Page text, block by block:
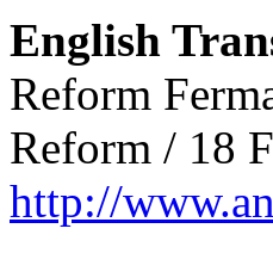
English
Reform
Reform / 18
http://